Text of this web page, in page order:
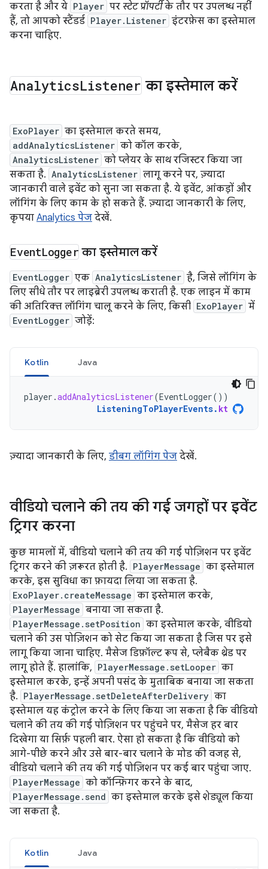
करता है और ये Player पर स्टेट प्रॉपर्टीके तौर पर उपलब्ध नहीं
हैं, तो आपको स्टैंडर्ड Player.Listener इंटरफ़ेस का इस्तेमाल
करना चाहिए.
AnalyticsListener का इस्तेमाल करें
ExoPlayer का इस्तेमाल करते समय,
addAnalyticsListener को कॉल करके,
AnalyticsListener को प्लेयर के साथ रजिस्टर किया जा
सकता है. AnalyticsListener लागू करने पर, ज़्यादा
जानकारी वाले इवेंट को सुना जा सकता है. ये इवेंट, आंकड़ों और
लॉगिंग के लिए काम के हो सकते हैं. ज़्यादा जानकारी के लिए,
कृपया Analytics पेज देखें.
EventLogger का इस्तेमाल करें
EventLogger एक AnalyticsListener है, जिसे लॉगिंग के
लिए सीधे तौर पर लाइब्रेरी उपलब्ध कराती है. एक लाइन में काम
की अतिरिक्त लॉगिंग चालू करने के लिए, किसी ExoPlayer में
EventLogger जोड़ें:
Kotlin Java
player .addAnalyticsListener(EventLogger())
ListeningToPlayerEvents. kt
ज़्यादा जानकारी के लिए, डीबग लॉगिंग पेज देखें.
वीडियो चलाने की तय की गई जगहों पर इवेंट
ट्रिगर करना
कुछ मामलों में, वीडियो चलाने की तय की गई पोज़िशन पर इवेंट
ट्रिगर करने की ज़रूरत होती है. PlayerMessage का इस्तेमाल
करके, इस सुविधा का फ़ायदा लिया जा सकता है.
ExoPlayer.createMessage का इस्तेमाल करके,
PlayerMessage बनाया जा सकता है.
PlayerMessage.setPosition का इस्तेमाल करके, वीडियो
चलाने की उस पोज़िशन को सेट किया जा सकता है जिस पर इसे
लागू किया जाना चाहिए. मैसेज डिफ़ॉल्ट रूप से, प्लेबैक थ्रेड पर
लागू होते हैं. हालांकि, PlayerMessage.setLooper का
इस्तेमाल करके, इन्हें अपनी पसंद के मुताबिक बनाया जा सकता
है. PlayerMessage.setDeleteAfterDelivery का
इस्तेमाल यह कंट्रोल करने के लिए किया जा सकता है कि वीडियो
चलाने की तय की गई पोज़िशन पर पहुंचने पर, मैसेज हर बार
दिखेगा या सिर्फ़ पहली बार. ऐसा हो सकता है कि वीडियो को
आगे-पीछे करने और उसे बार-बार चलाने के मोड की वजह से,
वीडियो चलाने की तय की गई पोज़िशन पर कई बार पहुंचा जाए.
PlayerMessage को कॉन्फ़िगर करने के बाद,
PlayerMessage.send का इस्तेमाल करके इसे शेड्यूल किया
जा सकता है.
Kotlin Java